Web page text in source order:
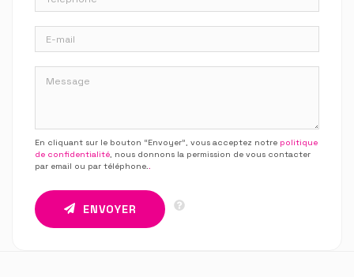
En cliquant sur le bouton “Envoyer”, vous acceptez notre politique
de confidentialité, nous donnons la permission de vous contacter
par email ou par téléphone..
ENVOYER